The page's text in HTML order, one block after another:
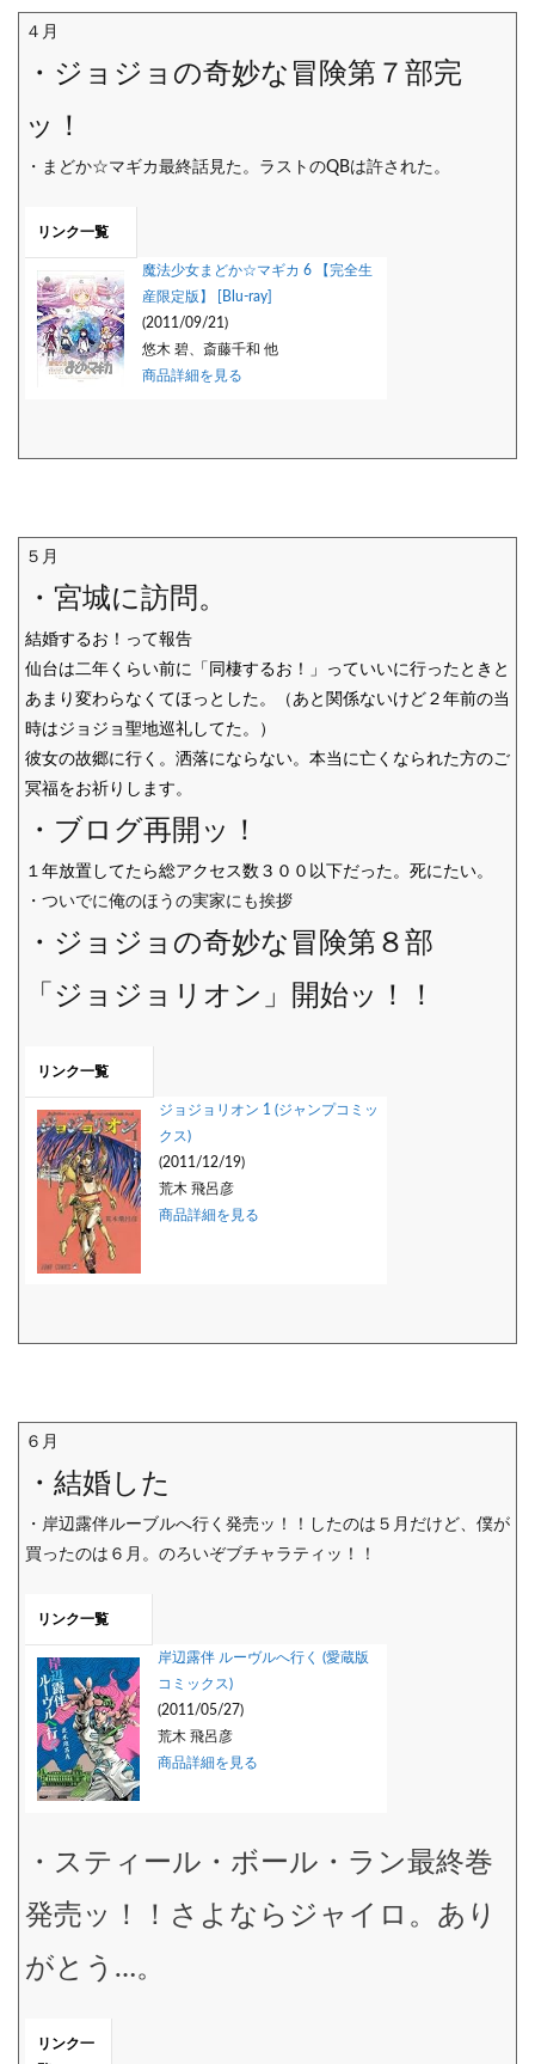
４月
・ジョジョの奇妙な冒険第７部完
ッ！
・まどか☆マギカ最終話見た。ラストのQBは許された。
リンク一覧
魔法少女まどか☆マギカ 6 【完全生
産限定版】 [Blu-ray]
(2011/09/21)
悠木 碧、斎藤千和 他
商品詳細を見る
５月
・宮城に訪問。
結婚するお！って報告
仙台は二年くらい前に「同棲するお！」っていいに行ったときと
あまり変わらなくてほっとした。（あと関係ないけど２年前の当
時はジョジョ聖地巡礼してた。）
彼女の故郷に行く。洒落にならない。本当に亡くなられた方のご
冥福をお祈りします。
・ブログ再開ッ！
１年放置してたら総アクセス数３００以下だった。死にたい。
・ついでに俺のほうの実家にも挨拶
・ジョジョの奇妙な冒険第８部
「ジョジョリオン」開始ッ！！
リンク一覧
ジョジョリオン 1 (ジャンプコミッ
クス)
(2011/12/19)
荒木 飛呂彦
商品詳細を見る
６月
・結婚した
・岸辺露伴ルーブルへ行く発売ッ！！したのは５月だけど、僕が
買ったのは６月。のろいぞブチャラティッ！！
リンク一覧
岸辺露伴 ルーヴルへ行く (愛蔵版
コミックス)
(2011/05/27)
荒木 飛呂彦
商品詳細を見る
・スティール・ボール・ラン最終巻
発売ッ！！さよならジャイロ。あり
がとう…。
リンク一